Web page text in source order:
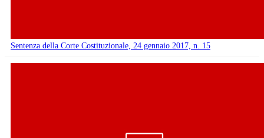
Sentenza della Corte Costituzionale, 24 gennaio 2017, n. 15